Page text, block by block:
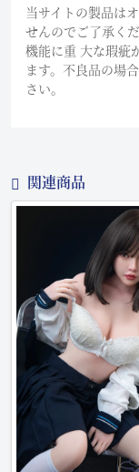
当サイトの製品は
せんのでご了承くだ
機能に重 大な瑕疵
ます。不良品の場
さい。
関連商品